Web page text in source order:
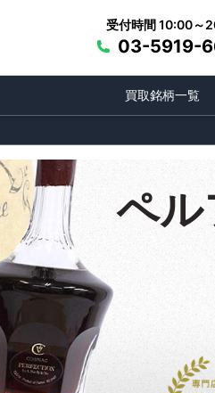
受付時間 10:00～
03-5919-
買取銘柄一覧
ペル